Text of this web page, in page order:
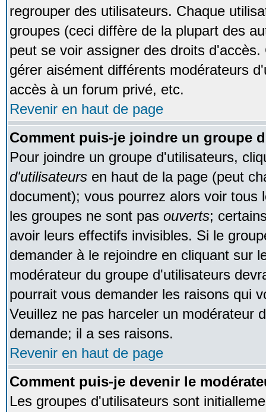
regrouper des utilisateurs. Chaque
groupes (ceci diffère de la plupart des
peut se voir assigner des droits
gérer aisément différents modérateurs
accès à un forum privé, etc.
Revenir en haut de page
Comment puis-je joindre un groupe
Pour joindre un groupe d'utilisateurs,
d'utilisateurs en haut de la page (peut
document); vous pourrez alors voir tous
les groupes ne sont pas ouverts;
avoir leurs effectifs invisibles. Si le
demander à le rejoindre en cliquant sur
modérateur du groupe d'utilisateurs
pourrait vous demander les raisons qui
Veuillez ne pas harceler un modérateur
demande; il a ses raisons.
Revenir en haut de page
Comment puis-je devenir le
Les groupes d'utilisateurs sont